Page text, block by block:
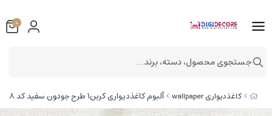
کاغذدیواری wallpaper آلبوم کاغذدیواری کربن1 طرح جودون سفید کد ۱۰۰۱۸
0
جستجوی محصول، دسته، برند...